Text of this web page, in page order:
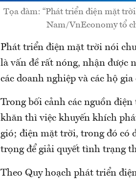
Tọa đàm: “Phát triển điện mặt
Nam/VnEconomy tổ
Phát triển điện mặt trời nói
là vấn đề rất nóng, nhận được
các doanh nghiệp và các hộ
Trong bối cảnh các nguồn
khăn thì việc khuyến khích
gió; điện mặt trời, trong đó có
trọng để giải quyết tình trạng
Theo Quy hoạch phát triển